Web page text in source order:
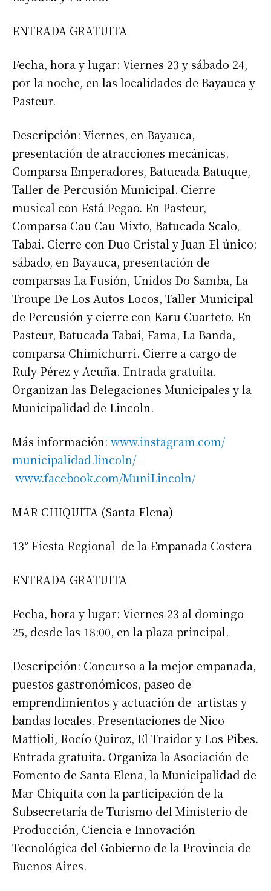
ENTRADA GRATUITA
Fecha, hora y lugar: Viernes 23 y sábado 24,
por la noche, en las localidades de Bayauca y
Pasteur.
Descripción: Viernes, en Bayauca,
presentación de atracciones mecánicas,
Comparsa Emperadores, Batucada Batuque,
Taller de Percusión Municipal. Cierre
musical con Está Pegao. En Pasteur,
Comparsa Cau Cau Mixto, Batucada Scalo,
Tabai. Cierre con Duo Cristal y Juan El único;
sábado, en Bayauca, presentación de
comparsas La Fusión, Unidos Do Samba, La
Troupe De Los Autos Locos, Taller Municipal
de Percusión y cierre con Karu Cuarteto. En
Pasteur, Batucada Tabai, Fama, La Banda,
comparsa Chimichurri. Cierre a cargo de
Ruly Pérez y Acuña. Entrada gratuita.
Organizan las Delegaciones Municipales y la
Municipalidad de Lincoln.
Más información: www.instagram.com/
municipalidad.lincoln/–
www.facebook.com/MuniLincoln/
MAR CHIQUITA (Santa Elena)
13° Fiesta Regional de la Empanada Costera
ENTRADA GRATUITA
Fecha, hora y lugar: Viernes 23 al domingo
25, desde las 18:00, en la plaza principal.
Descripción: Concurso a la mejor empanada,
puestos gastronómicos, paseo de
emprendimientos y actuación de artistas y
bandas locales. Presentaciones de Nico
Mattioli, Rocío Quiroz, El Traidor y Los Pibes.
Entrada gratuita. Organiza la Asociación de
Fomento de Santa Elena, la Municipalidad de
Mar Chiquita con la participación de la
Subsecretaría de Turismo del Ministerio de
Producción, Ciencia e Innovación
Tecnológica del Gobierno de la Provincia de
Buenos Aires.